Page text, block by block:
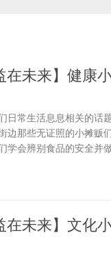
在未来】健康
常生活息息相关的话
边那些无证照的小摊贩
学会辨别食品的安全并
在未来】文化